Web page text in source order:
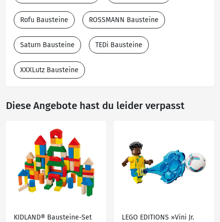
Rofu Bausteine ROSSMANN Bausteine
Saturn Bausteine TEDi Bausteine
XXXLutz Bausteine
Diese Angebote hast du leider verpasst
KIDLAND® Bausteine-Set
LEGO EDITIONS »Vini Jr.